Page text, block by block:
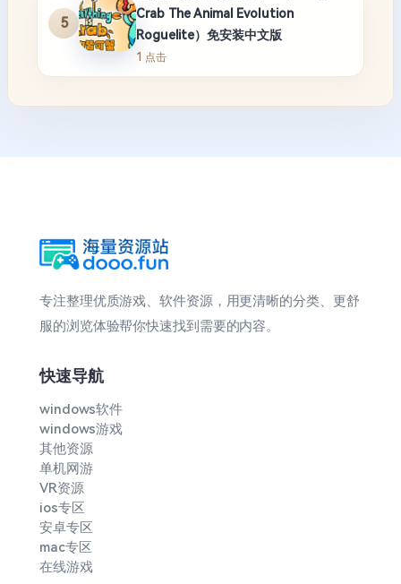
5
Crab The Animal Evolution
Roguelite）免安装中文版
1 点击
专注整理优质游戏、软件资源，用更清晰的分类、更舒
服的浏览体验帮你快速找到需要的内容。
快速导航
windows软件
windows游戏
其他资源
单机网游
VR资源
ios专区
安卓专区
mac专区
在线游戏